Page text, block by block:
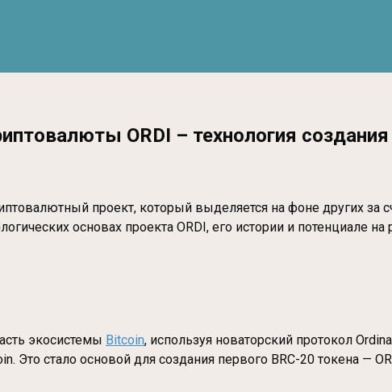
ORDI – технология
проект, который выделяется на фоне других
основах проекта ORDI, его истории и потенциале на
экосистемы Bitcoin, используя новаторский протокол
Это стало основой для создания первого BRC-20 токена —